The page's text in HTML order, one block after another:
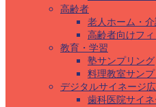
高齢者
老人ホーム・
高齢者向けフ
教育・学習
塾サンプリング
料理教室サン
デジタルサイネージ
歯科医院サイネ